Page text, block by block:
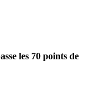
les 70 points de